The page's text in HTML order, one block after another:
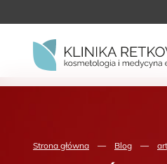
Strona główna — Blog —